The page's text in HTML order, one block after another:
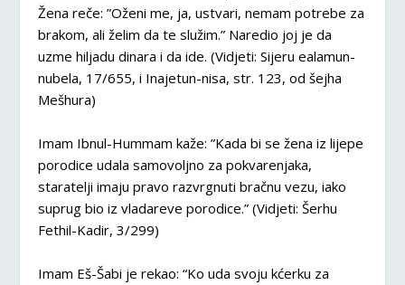
Žena reče: ”Oženi me, ja, ustvari, nemam potrebe za
brakom, ali želim da te služim.” Naredio joj je da
uzme hiljadu dinara i da ide. (Vidjeti: Sijeru ealamun-
nubela, 17/655, i Inajetun-nisa, str. 123, od šejha
Mešhura)
Imam Ibnul-Hummam kaže: ”Kada bi se žena iz lijepe
porodice udala samovoljno za pokvarenjaka,
staratelji imaju pravo razvrgnuti bračnu vezu, iako
suprug bio iz vladareve porodice.” (Vidjeti: Šerhu
Fethil-Kadir, 3/299)
Imam Eš-Šabi je rekao: “Ko uda svoju kćerku za